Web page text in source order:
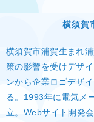
横須賀
横須賀市浦賀生まれ
策の影響を受けデザ
ンから企業ロゴデザ
る。1993年に電気メ
立。Webサイト開発